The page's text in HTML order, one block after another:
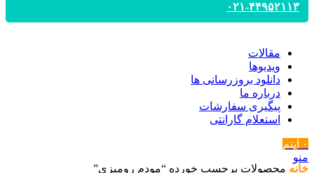
۰۲۱-۴۴۹۵۲۱۱۳
مقالات
ویدیوها
دانلود بروزرسانی ها
درباره ما
پیگیری سفارشات
استعلام گارانتی
۰
آیتم
منو
خانه محصولات برچسب خورده “مودم رومیزی”